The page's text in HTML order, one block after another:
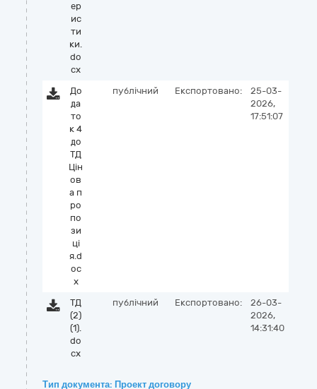
ер
ис
ти
ки.
do
cx
До
да
то
к 4
до
ТД
Цiн
ов
а п
ро
по
зи
цi
я.d
oc
x
публічний Експортовано:
25-03-
2026,
17:51:07
ТД
(2)
(1).
do
cx
публічний Експортовано:
26-03-
2026,
14:31:40
Тип документа: Проект договору